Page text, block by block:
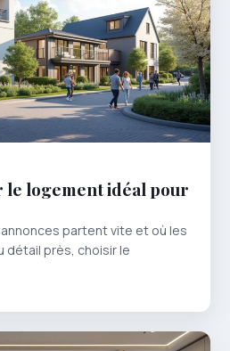
le logement idéal pour
annonces partent vite et où les
détail près, choisir le